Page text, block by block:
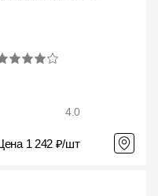
4.0
1 242 ₽/шт